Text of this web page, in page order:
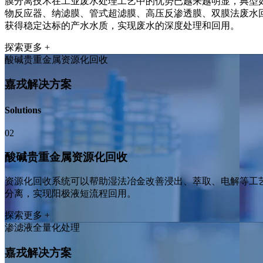
物反应器、纳滤膜、管式超滤膜、高压反渗透膜、双膜法废水
获得稳定达标的产水水质，实现废水的深度处理和回用。
探索更多 +
酸碱贵重金属资源化回收
嘉戎解决方案
Solutions
02
酸碱贵重金属资源化回收
资源化回收系统可以帮助湿法冶金改善浸出、萃取、电解等
分离，实现阳极液短流程回用。
探索更多 +
渗滤液全量化处理
嘉戎解决方案